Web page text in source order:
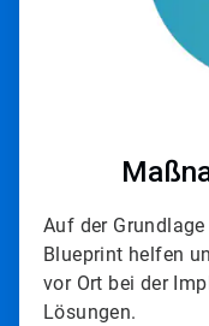
Auf der
Blueprint helfen
vor Ort bei der
Lösungen.